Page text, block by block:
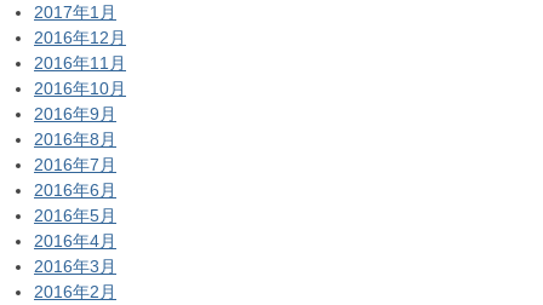
2017年1月
2016年12月
2016年11月
2016年10月
2016年9月
2016年8月
2016年7月
2016年6月
2016年5月
2016年4月
2016年3月
2016年2月